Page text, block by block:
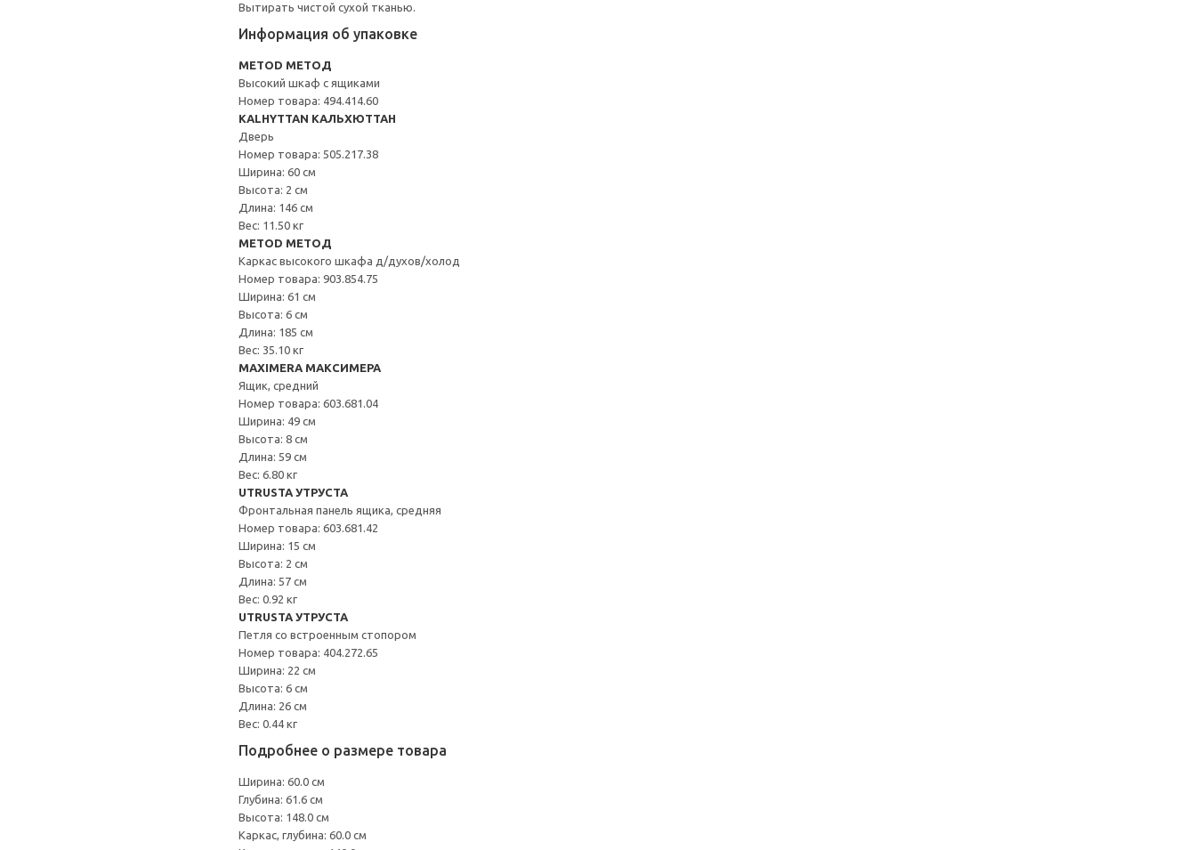
Вытирать чистой сухой тканью.
Информация об упаковке
METOD МЕТОД
Высокий шкаф с ящиками
Номер товара: 494.414.60
KALHYTTAN КАЛЬХЮТТАН
Дверь
Номер товара: 505.217.38
Ширина: 60 см
Высота: 2 см
Длина: 146 см
Вес: 11.50 кг
METOD МЕТОД
Каркас высокого шкафа д/духов/холод
Номер товара: 903.854.75
Ширина: 61 см
Высота: 6 см
Длина: 185 см
Вес: 35.10 кг
MAXIMERA МАКСИМЕРА
Ящик, средний
Номер товара: 603.681.04
Ширина: 49 см
Высота: 8 см
Длина: 59 см
Вес: 6.80 кг
UTRUSTA УТРУСТА
Фронтальная панель ящика, средняя
Номер товара: 603.681.42
Ширина: 15 см
Высота: 2 см
Длина: 57 см
Вес: 0.92 кг
UTRUSTA УТРУСТА
Петля со встроенным стопором
Номер товара: 404.272.65
Ширина: 22 см
Высота: 6 см
Длина: 26 см
Вес: 0.44 кг
Подробнее о размере товара
Ширина: 60.0 см
Глубина: 61.6 см
Высота: 148.0 см
Каркас, глубина: 60.0 см